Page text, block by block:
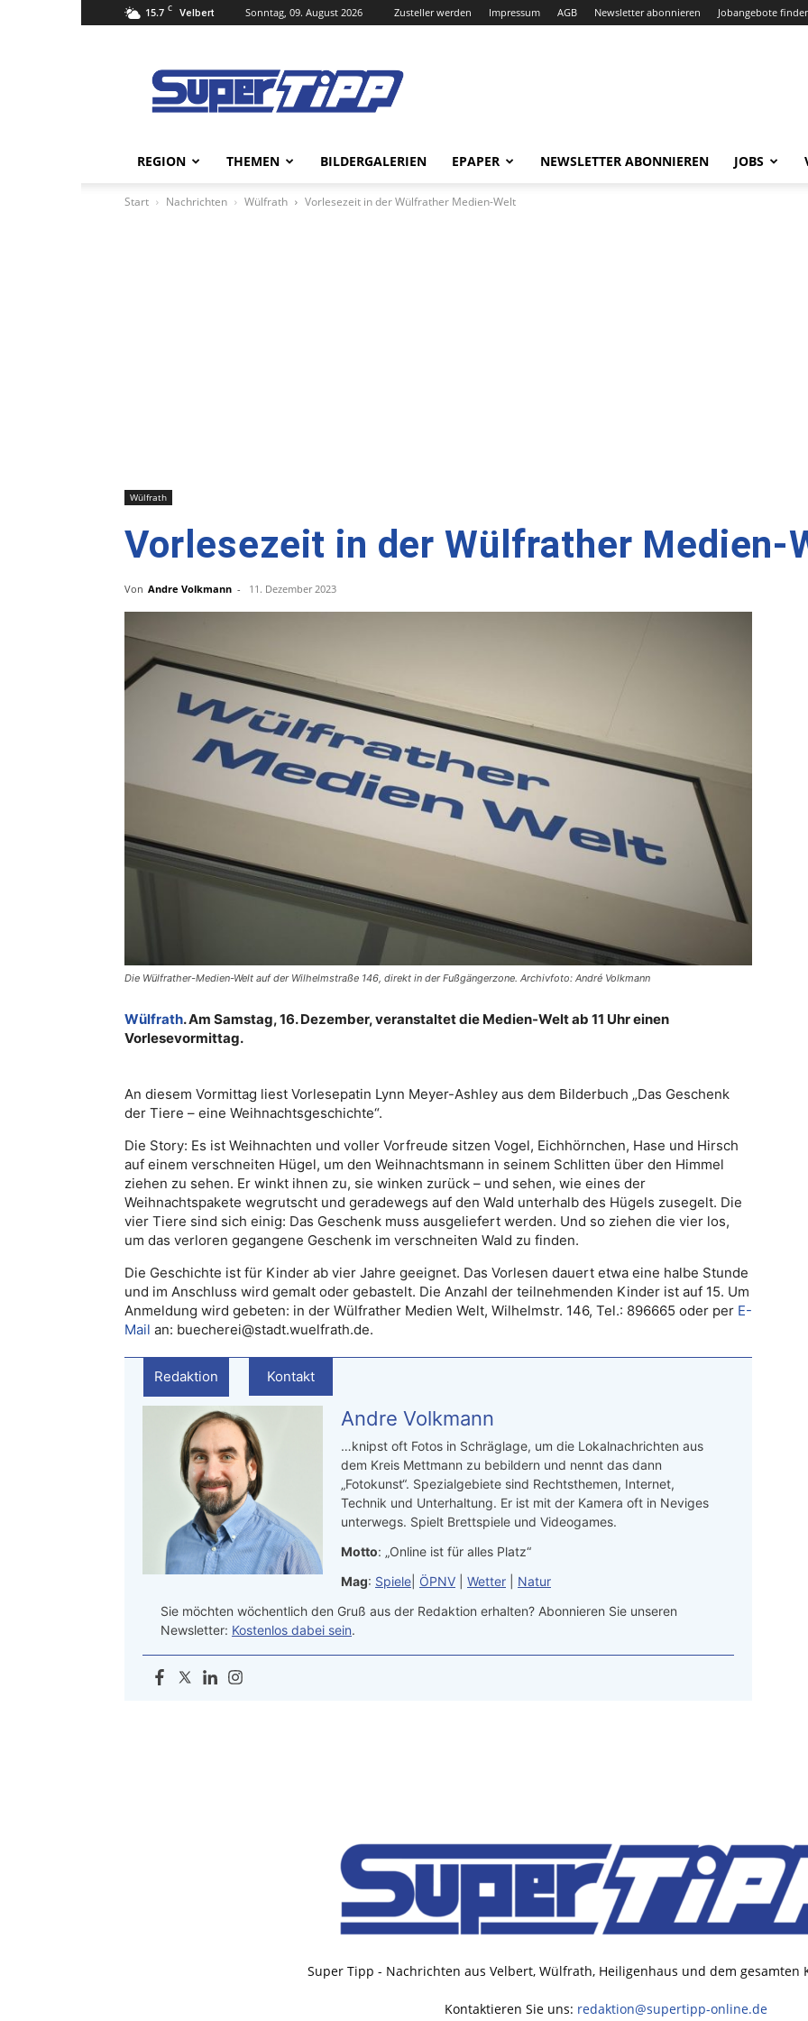
15.7 C Velbert Sonntag, 09. August 2026 Zusteller werden Impressum AGB Newsletter abonnieren Jobangebote
Tipp
Online
REGION THEMEN BILDERGALERIEN EPAPER NEWSLETTER ABONNIEREN JOBS
Start Nachrichten Wülfrath Vorlesezeit in der Wülfrather Medien-Welt
Wülfrath
Vorlesezeit in der Wülfrather Medien-
Von Andre Volkmann - 11. Dezember 2023
Die Wülfrather-Medien-Welt auf der Wilhelmstraße 146, direkt in der Fußgängerzone. Archivfoto: André Volkmann
Wülfrath. Am Samstag, 16. Dezember, veranstaltet die Medien-Welt ab 11 Uhr einen
Vorlesevormittag.
An diesem Vormittag liest Vorlesepatin Lynn Meyer-Ashley aus dem Bilderbuch „Das Geschenk
der Tiere – eine Weihnachtsgeschichte“.
Die Story: Es ist Weihnachten und voller Vorfreude sitzen Vogel, Eichhörnchen, Hase und Hirsch
auf einem verschneiten Hügel, um den Weihnachtsmann in seinem Schlitten über den Himmel
ziehen zu sehen. Er winkt ihnen zu, sie winken zurück – und sehen, wie eines der
Weihnachtspakete wegrutscht und geradewegs auf den Wald unterhalb des Hügels zusegelt. Die
vier Tiere sind sich einig: Das Geschenk muss ausgeliefert werden. Und so ziehen die vier los,
um das verloren gegangene Geschenk im verschneiten Wald zu finden.
Die Geschichte ist für Kinder ab vier Jahre geeignet. Das Vorlesen dauert etwa eine halbe Stunde
und im Anschluss wird gemalt oder gebastelt. Die Anzahl der teilnehmenden Kinder ist auf 15. Um
Anmeldung wird gebeten: in der Wülfrather Medien Welt, Wilhelmstr. 146, Tel.: 896665 oder per E-
Mail an: buecherei@stadt.wuelfrath.de.
Redaktion Kontakt
Andre Volkmann
…knipst oft Fotos in Schräglage, um die Lokalnachrichten aus
dem Kreis Mettmann zu bebildern und nennt das dann
„Fotokunst“. Spezialgebiete sind Rechtsthemen, Internet,
Technik und Unterhaltung. Er ist mit der Kamera oft in Neviges
unterwegs. Spielt Brettspiele und Videogames.
Motto: „Online ist für alles Platz“
Mag: Spiele ÖPNV Wetter
Natur
Sie möchten wöchentlich den Gruß aus der Redaktion erhalten? Abonnieren Sie unseren
Newsletter: Kostenlos dabei sein.
Super Tipp - Nachrichten aus Velbert, Wülfrath, Heiligenhaus und dem gesamten
Kontaktieren Sie uns: redaktion@supertipp-online.de